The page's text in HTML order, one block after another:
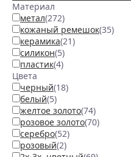
Материал
метал(272)
кожаный ремешок(35)
керамика(21)
силикон(5)
пластик(4)
Цвета
черный(18)
белый(5)
желтое золото(74)
розовое золото(70)
серебро(52)
розовый(2)